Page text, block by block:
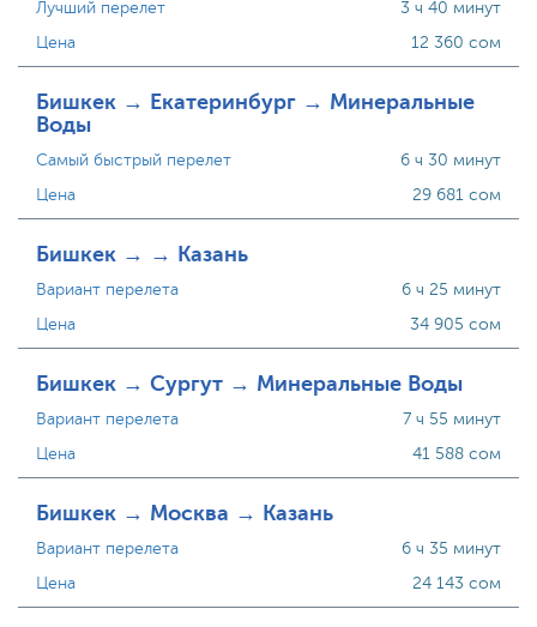
Лучший перелет
Цена
3 ч 40 минут
12 360 сом
Бишкек → Екатеринбург → Минеральные
Воды
Самый быстрый перелет
Цена
6 ч 30 минут
29 681 сом
Бишкек → → Казань
Вариант перелета
Цена
6 ч 25 минут
34 905 сом
Бишкек → Сургут → Минеральные Воды
Вариант перелета
Цена
7 ч 55 минут
41 588 сом
Бишкек → Москва → Казань
Вариант перелета
Цена
6 ч 35 минут
24 143 сом